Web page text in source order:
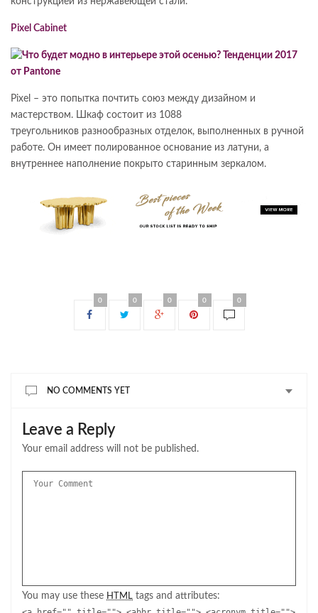
Pixel Cabinet
Pixel – это попытка почтить союз между дизайном и
мастерством. Шкаф состоит из 1088
треугольников разнообразных отделок, выполненных в ручной
работе. Он имеет полированное основание из латуни, а
внутреннее наполнение покрыто старинным зеркалом.
0 0 0 0 0
NO COMMENTS YET
Leave a Reply
Your email address will not be published.
You may use these HTML tags and attributes: